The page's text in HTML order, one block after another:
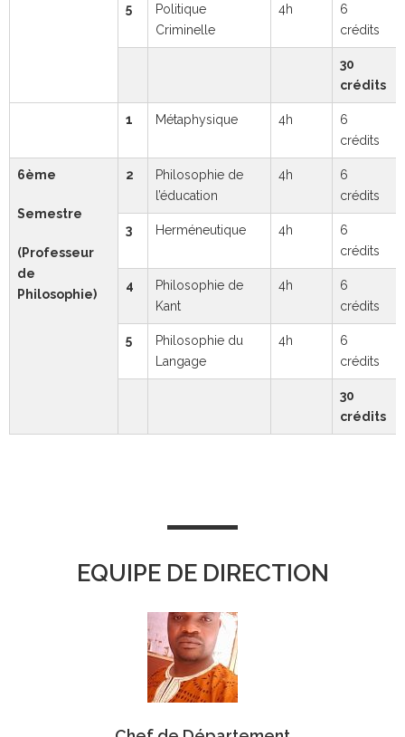
5
Politique
Criminelle
4h
6
crédits
30
crédits
1 Métaphysique 4h
6
crédits
6ème
Semestre
(Professeur
de
Philosophie)
2
Philosophie de
l’éducation
4h
6
crédits
3 Herméneutique 4h
6
crédits
4
Philosophie de
Kant
4h
6
crédits
5
Philosophie du
Langage
4h
6
crédits
30
crédits
EQUIPE DE DIRECTION